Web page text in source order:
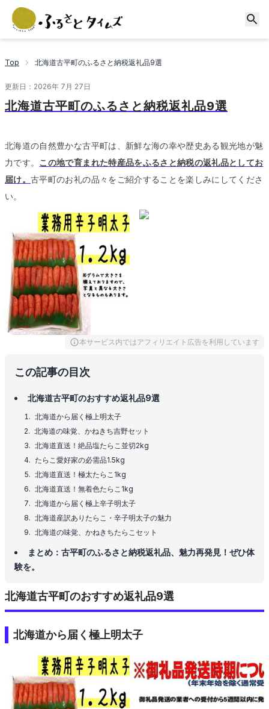
Top 北海道古平町のふるさと納税返礼品9選
更新日： 2026年 7月 27日
北海道古平町のふるさと納税返礼品9選
北海道の自然豊かな古平町は、新鮮な海の幸や歴史ある観光地が魅
力です。 この地で育まれた特産品をふるさと納税の返礼品としてお
届け。古平町のお礼の品々をご紹介することを楽しみにしてくださ
い。
本サービス内ではアフィリエイト広告を利用しています
この記事の目次
北海道古平町のおすすめ返礼品9選
北海道から届く極上明太子
北海道の味覚、かねきち吉野セット
北海道直送！絶品塩たらこ並切2kg
たらこ愛好家の必需品1.5kg
北海道直送！極太たらこ1kg
北海道直送！無着色たらこ1kg
北海道から届く極上辛子明太子
北海道産訳ありたらこ・辛子明太子の魅力
北海道の味覚、かねきちたらこセット
まとめ：古平町のふるさと納税返礼品、魅力再発見！ぜひ体
験を。
北海道古平町のおすすめ返礼品9選
北海道から届く極上明太子